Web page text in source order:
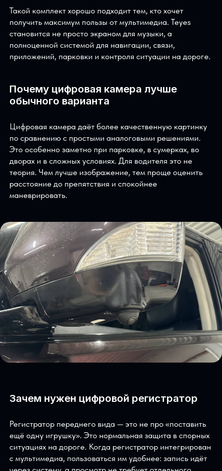
На Peugeot 4008 поставили:
мультимедиаTeyes CC4 Pro;
цифровой регистратор переднего вида;
цифровую камеру заднего вида.
получить максимум пользы от мультимедиа. Teyes
становится не просто экраном для музыки, а
полноценной системой для навигации, связи,
приложений, парковки и контроля ситуации на
Почему цифровая камера лучше
обычного варианта
Цифровая камера даёт более качественную картинку
Это особенно заметно при парковке, в сумерках, во
дворах и в сложных условиях. Для водителя это не
теория. Чем лучше изображение, тем проще оценить
расстояние до препятствия и спокойнее
маневрировать.